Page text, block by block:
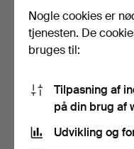
Nogle cookies er
tjenesten. De
bruges til:
Tilpasning af
på din brug af
Udvikling og